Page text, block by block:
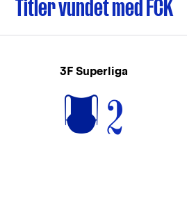
Titler vundet med FCK
3F Superliga
2